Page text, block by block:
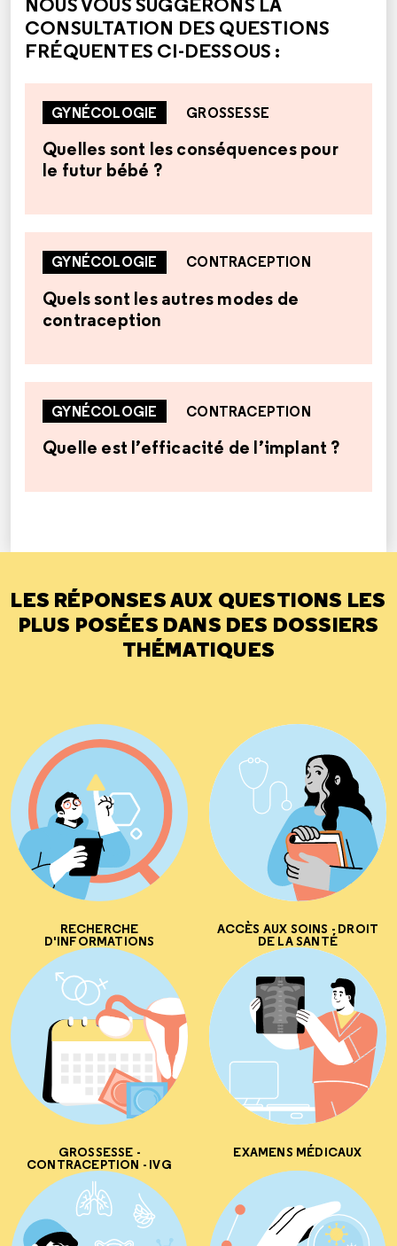
CONSULTATION DES QUESTIONS
FRÉQUENTES CI-DESSOUS :
GYNÉCOLOGIE GROSSESSE
Quelles sont les conséquences pour
le futur bébé ?
GYNÉCOLOGIE CONTRACEPTION
Quels sont les autres modes de
contraception
GYNÉCOLOGIE CONTRACEPTION
Quelle est l’efficacité de l’implant ?
LES RÉPONSES AUX QUESTIONS LES
PLUS POSÉES DANS DES DOSSIERS
THÉMATIQUES
RECHERCHE
D'INFORMATIONS
ACCÈS AUX SOINS - DROIT
DE LA SANTÉ
GROSSESSE -
CONTRACEPTION - IVG
EXAMENS MÉDICAUX